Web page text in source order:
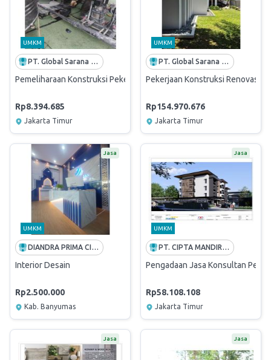
UMKM
PT. Global Sarana Reksatama
Pemeliharaan Konstruksi Pekerjaan Atap Belakang Rumah Dinas Jl.
Rp8.394.685
Jakarta Timur
UMKM
PT. Global Sarana Reksatama
Pekerjaan Konstruksi Renovasi
Rp154.970.676
Jakarta Timur
Jasa
UMKM
DIANDRA PRIMA CIPTA
Interior Desain
Rp2.500.000
Kab. Banyumas
Jasa
UMKM
PT. CIPTA MANDIRI PERENCANA
Pengadaan Jasa Konsultan
Rp58.108.108
Jakarta Timur
Jasa Jasa